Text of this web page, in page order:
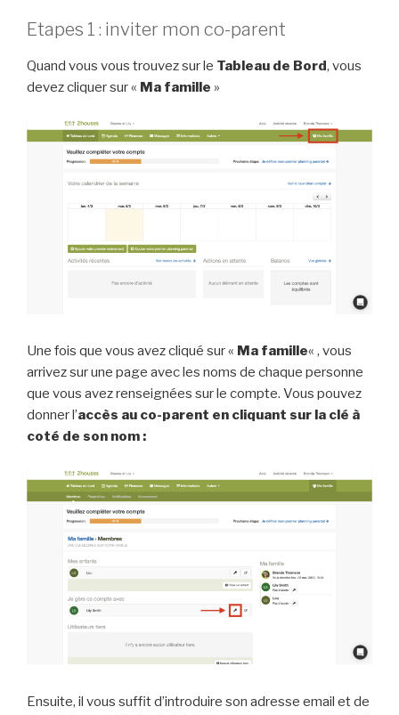
Etapes 1 : inviter mon co-parent
Quand vous vous trouvez sur le Tableau de Bord, vous
devez cliquer sur « Ma famille »
Une fois que vous avez cliqué sur « Ma famille« , vous
arrivez sur une page avec les noms de chaque personne
que vous avez renseignées sur le compte. Vous pouvez
donner l’accès au co-parent en cliquant sur la clé à
coté de son nom :
Ensuite, il vous suffit d’introduire son adresse email et de